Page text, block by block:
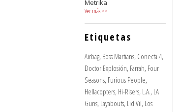
Metrika
Ver más>>
Etiquetas
Airbag, Boss Martians, Conecta 4,
Doctor Explosión, Farrah, Four
Seasons, Furious People,
Hellacopters, Hi-Risers, L.A., LA
Guns, Layabouts, Lid Vil, Los